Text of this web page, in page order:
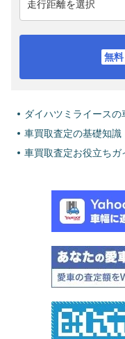
ダイハツミライース
車買取査定の基礎知識
車買取査定お役立ちガ